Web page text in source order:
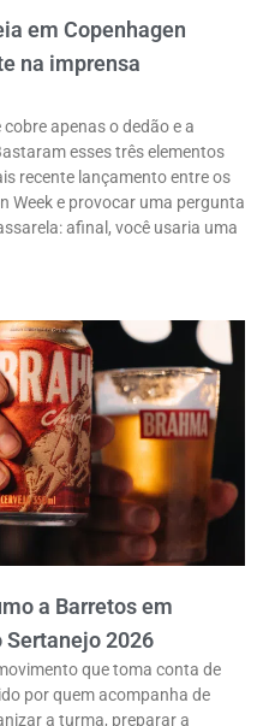
em Copenhagen
na imprensa
apenas o dedão e a
esses três elementos
recente lançamento entre os
Week e provocar uma pergunta
afinal, você usaria uma
a Barretos em
Sertanejo 2026
que toma conta de
por quem acompanha de
a turma, preparar a